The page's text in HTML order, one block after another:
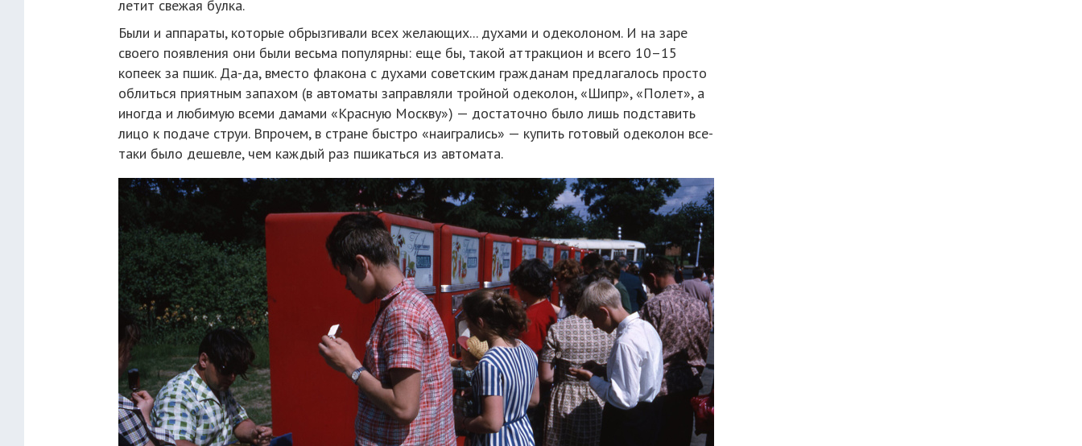
летит свежая булка.
Были и аппараты, которые обрызгивали всех желающих... духами и одеколоном. И на заре
своего появления они были весьма популярны: еще бы, такой аттракцион и всего 10–15
копеек за пшик. Да-да, вместо флакона с духами советским гражданам предлагалось просто
облиться приятным запахом (в автоматы заправляли тройной одеколон, «Шипр», «Полет», а
иногда и любимую всеми дамами «Красную Москву») — достаточно было лишь подставить
лицо к подаче струи. Впрочем, в стране быстро «наигрались» — купить готовый одеколон все-
таки было дешевле, чем каждый раз пшикаться из автомата.